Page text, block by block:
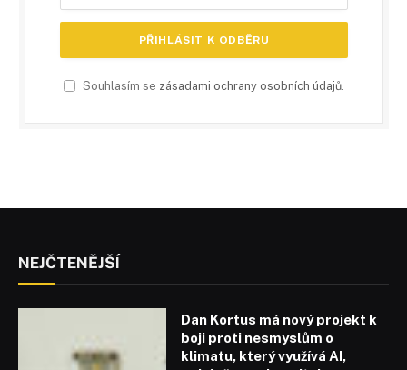
Souhlasím se zásadami ochrany osobních údajů.
NEJČTENĚJŠÍ
Dan Kortus má nový projekt k
boji proti nesmyslům o
klimatu, který využívá AI,